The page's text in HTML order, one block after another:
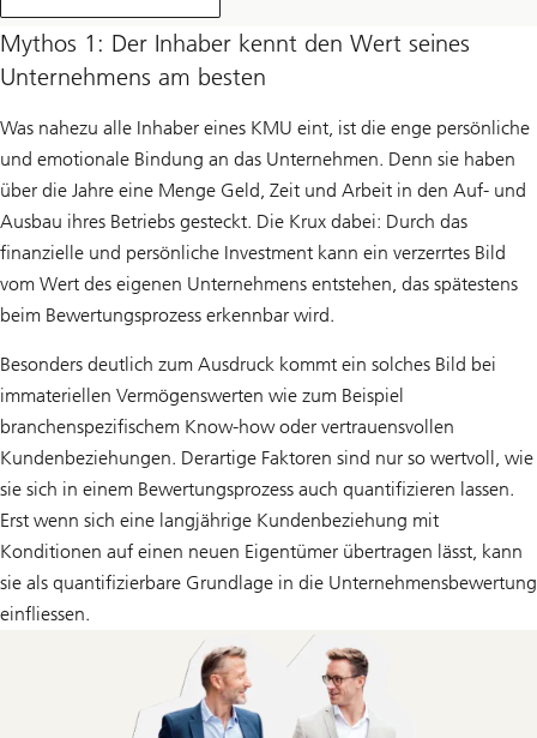
Mythos 1: Der Inhaber kennt den Wert seines
Unternehmens am besten
Was nahezu alle Inhaber eines KMU eint, ist die enge persönliche
und emotionale Bindung an das Unternehmen. Denn sie haben
über die Jahre eine Menge Geld, Zeit und Arbeit in den Auf- und
Ausbau ihres Betriebs gesteckt. Die Krux dabei: Durch das
finanzielle und persönliche Investment kann ein verzerrtes Bild
vom Wert des eigenen Unternehmens entstehen, das spätestens
beim Bewertungsprozess erkennbar wird.
Besonders deutlich zum Ausdruck kommt ein solches Bild bei
immateriellen Vermögenswerten wie zum Beispiel
branchenspezifischem Know-how oder vertrauensvollen
Kundenbeziehungen. Derartige Faktoren sind nur so wertvoll, wie
sie sich in einem Bewertungsprozess auch quantifizieren lassen.
Erst wenn sich eine langjährige Kundenbeziehung mit
Konditionen auf einen neuen Eigentümer übertragen lässt, kann
sie als quantifizierbare Grundlage in die Unternehmensbewertung
einfliessen.